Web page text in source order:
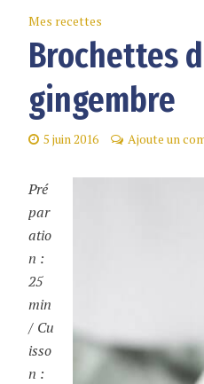
Mes recettes
Brochettes
gingembre
5 juin 2016 Ajoute un
Pré
par
atio
n :
25
min
/ Cu
isso
n :